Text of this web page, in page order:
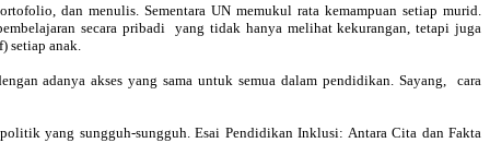
dan menulis. Sementara UN memukul rata kemampuan setiap murid.
secara pribadi yang tidak hanya melihat kekurangan, tetapi juga
setiap anak.
adanya akses yang sama untuk semua dalam pendidikan. Sayang, cara
yang sungguh-sungguh. Esai Pendidikan Inklusi: Antara Cita dan Fakta